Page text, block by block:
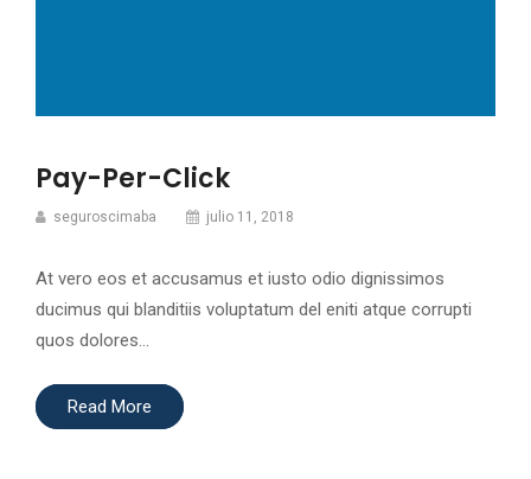
Pay-Per-Click
seguroscimaba julio 11, 2018
At vero eos et accusamus et iusto odio dignissimos
ducimus qui blanditiis voluptatum del eniti atque corrupti
quos dolores…
Read More